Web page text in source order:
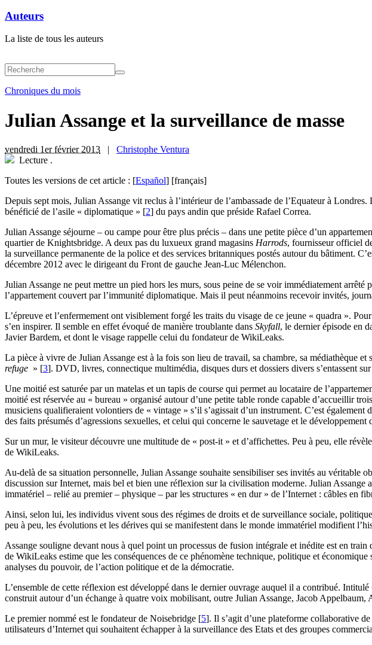
Auteurs
La liste de tous les auteurs
Chroniques du mois
Julian Assange et la surveillance de masse
vendredi 1er février 2013 | Christophe Ventura
Lecture .
Toutes les versions de cet article : [Español] [français]
Depuis sept mois, Julian Assange vit reclus à l’intérieur de l’ambassade de l’Equateur à
bénéficié de l’asile « diplomatique » [2] du pays andin que préside Rafael Correa.
Julian Assange séjourne – ou campe pour être plus précis – dans une petite pièce d’un
quartier de Knightsbridge. A deux pas du luxueux grand magasins Harrods, fournisseur officiel
la surveillance permanente de la police et des services britanniques postés autour du bâtiment.
décembre 2012 avec le dirigeant du Front de gauche Jean-Luc Mélenchon.
Julian Assange ne peut mettre un pied hors les murs, sous peine de se voir immédiatement arrêté
l’appartement couvert par l’immunité diplomatique. Mais il peut néanmoins recevoir invités,
L’épreuve et l’enfermement ont visiblement forgé les traits du visage de ce jeune « quadra ».
s’en inspirer. Il semble en effet évoqué de manière troublante dans Skyfall, le dernier épisode en
Javier Bardem, et dont le visage rappelle celui du fondateur de WikiLeaks.
La pièce à vivre de Julian Assange est à la fois son lieu de travail, sa chambre, sa médiathèque
refuge » [3]. DVD, livres, connectique multimédia, disques durs et dossiers divers s’entassent
Une moitié est saturée par un matelas et un tapis de course qui permet au locataire de
moitié est réservée au « bureau » organisé autour d’une petite table ronde capable d’accueillir
musiciens qualifieraient volontiers de « vintage » s’il s’agissait d’un instrument. C’est
des faits présumés d’agressions sexuelles, et celui qui concerne le sauvetage et le
Sur un mur, le visiteur découvre une multitude de « post-it » et d’affichettes. Peu à peu, elle
de WikiLeaks.
Au-delà de sa situation personnelle, Julian Assange souhaite sensibiliser ses invités au véritable
discussion sur Internet, mais bel et bien une réflexion sur la civilisation moderne. Julian
immatériel – relié au premier – physique – par les structures « en dur » de l’Internet : câbles en
Ainsi, selon lui, les individus vivent sous des régimes de droits et de surveillance sociale,
peu à peu, les évolutions et les dérives qui se manifestent dans le monde immatériel modifient
Assange souligne devant nous à quel point un processus de fusion intégrale et inédite est en
de WikiLeaks estime que les conséquences de ce phénomène technique, politique et
analyses du pouvoir, de l’action politique et de la démocratie.
L’ensemble de cette réflexion est développé dans le dernier ouvrage auquel il a contribué. Intitulé
construit autour d’un échange à quatre voix mobilisant, outre Julian Assange, Jacob
Le premier nommé est le fondateur de Noisebridge [5]. Il s’agit d’une plateforme collaborative de
utilisateurs d’Internet qui souhaitent échapper à la surveillance des Etats et des groupes